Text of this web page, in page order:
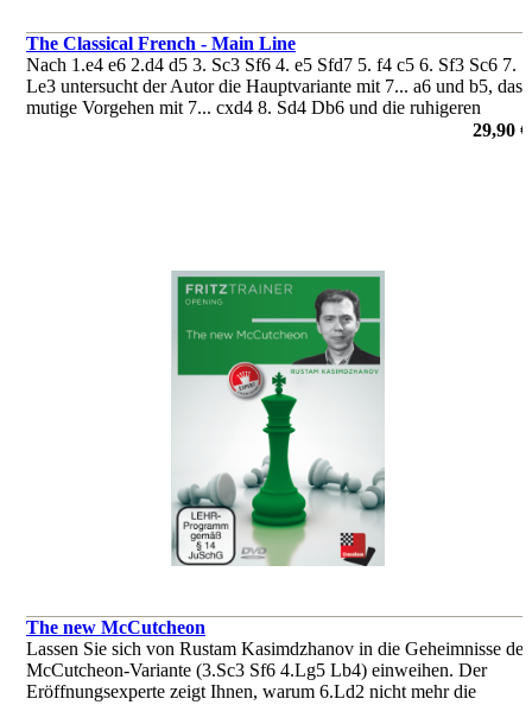
The Classical French - Main Line
Nach 1.e4 e6 2.d4 d5 3. Sc3 Sf6 4. e5 Sfd7 5. f4 c5 6. Sf3 Sc6 7.
Le3 untersucht der Autor die Hauptvariante mit 7... a6 und b5, das
mutige Vorgehen mit 7... cxd4 8. Sd4 Db6 und die ruhigeren
29,90 €
The new McCutcheon
Lassen Sie sich von Rustam Kasimdzhanov in die Geheimnisse der
McCutcheon-Variante (3.Sc3 Sf6 4.Lg5 Lb4) einweihen. Der
Eröffnungsexperte zeigt Ihnen, warum 6.Ld2 nicht mehr die